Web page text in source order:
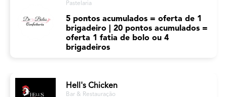
Pastelaria
5 pontos acumulados = oferta de 1
brigadeiro | 20 pontos acumulados =
oferta 1 fatia de bolo ou 4
brigadeiros
Hell's Chicken
Bar & Restauração